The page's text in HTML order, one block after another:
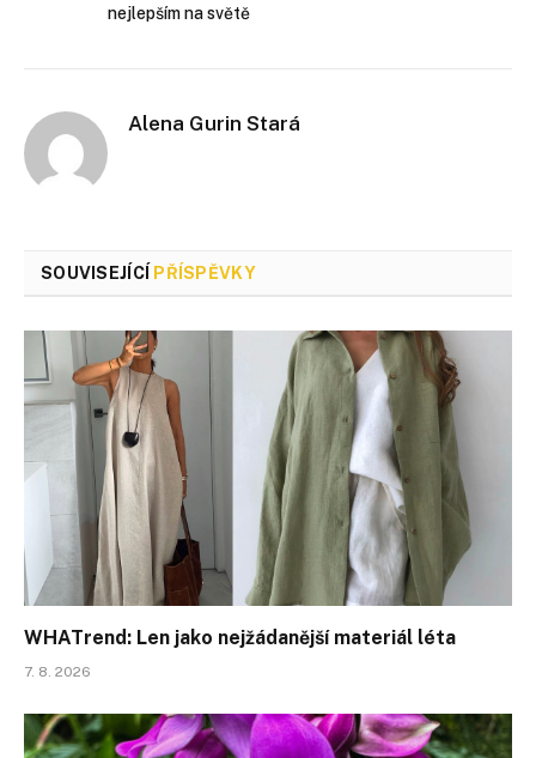
nejlepším na světě
Alena Gurin Stará
SOUVISEJÍCÍ PŘÍSPĚVKY
WHATrend: Len jako nejžádanější materiál léta
7. 8. 2026